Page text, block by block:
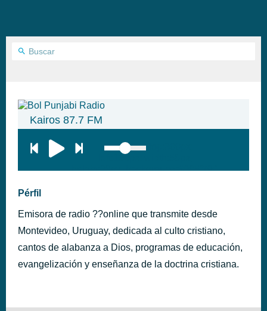
Kairos 87.7 FM
height:28px; background:#005f79;'
Pérfil
Emisora de radio ??online que transmite desde
Montevideo, Uruguay, dedicada al culto cristiano,
cantos de alabanza a Dios, programas de educación,
evangelización y enseñanza de la doctrina cristiana.